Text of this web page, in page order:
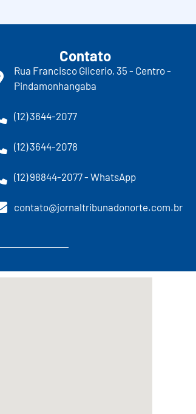
Contato
Rua Francisco Glicerio, 35 - Centro -
Pindamonhangaba
(12) 3644-2077
(12) 3644-2078
(12) 98844-2077 - WhatsApp
contato@jornaltribunadonorte.com.br